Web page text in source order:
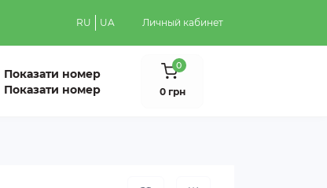
RU UA Личный кабинет
Показати номер
Показати номер
0
0 грн